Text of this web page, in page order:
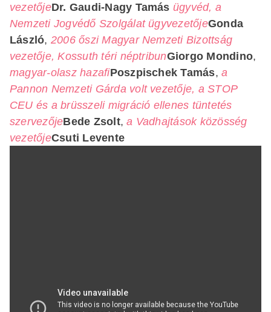
vezetőjeDr. Gaudi-Nagy Tamás ügyvéd, a
Nemzeti Jogvédő Szolgálat ügyvezetőjeGonda
László, 2006 őszi Magyar Nemzeti Bizottság
vezetője, Kossuth téri néptribunGiorgo Mondino,
magyar-olasz hazafiPoszpischek Tamás,a
Pannon Nemzeti Gárda volt vezetője, a STOP
CEU és a brüsszeli migráció ellenes tüntetés
szervezőjeBede Zsolt,a Vadhajtások közösség
vezetőjeCsuti Levente